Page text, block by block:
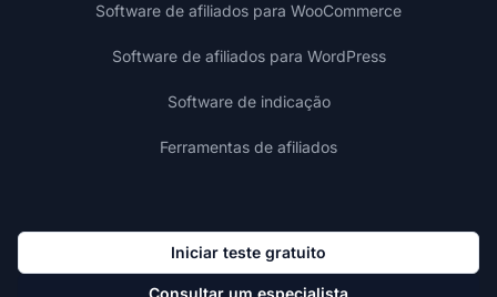
Software de afiliados para WooCommerce
Software de afiliados para WordPress
Software de indicação
Ferramentas de afiliados
Iniciar teste gratuito
Consultar um especialista